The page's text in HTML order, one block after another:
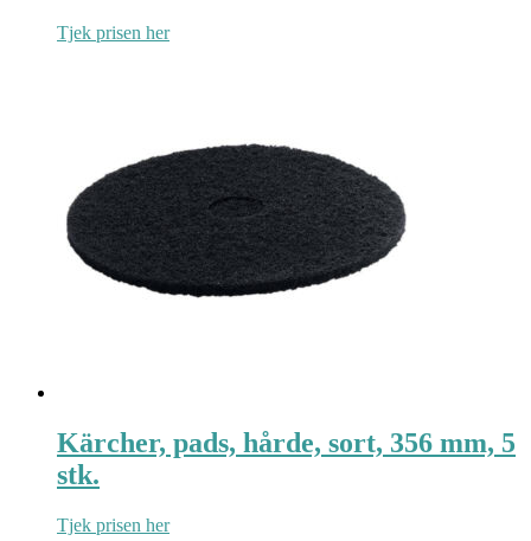
Tjek prisen her
Kärcher, pads, hårde, sort, 356 mm, 5
stk.
Tjek prisen her